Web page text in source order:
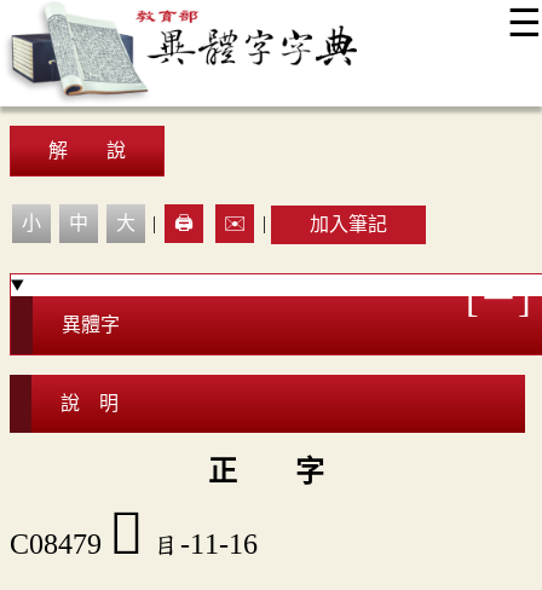
☰
最新消息
顯示模式
解 說
小 中 大 | 🖨️ ✉️ | 加入筆記
異體字
說 明
正 字
C08479 𥉋 目-11-16